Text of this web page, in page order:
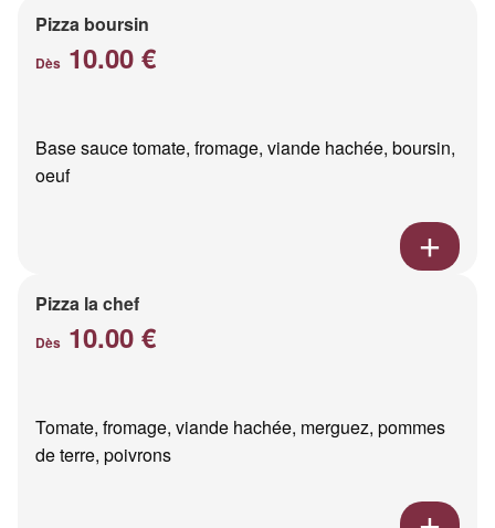
Pizza boursin
Dès 10.00 €
Base sauce tomate, fromage, viande hachée, boursin,
oeuf
Pizza la chef
Dès 10.00 €
Tomate, fromage, viande hachée, merguez, pommes
de terre, poivrons